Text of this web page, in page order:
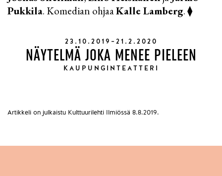
Pukkila. Komedian ohjaaKalle Lamberg. ⧫
23.10.2019–21.2.2020
NÄYTELMÄ JOKA MENEE PIELEEN
KAUPUNGINTEATTERI
Artikkeli on julkaistu Kulttuurilehti Ilmiössä 8.8.2019.